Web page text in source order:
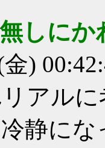
しに
)
アル
冷静に